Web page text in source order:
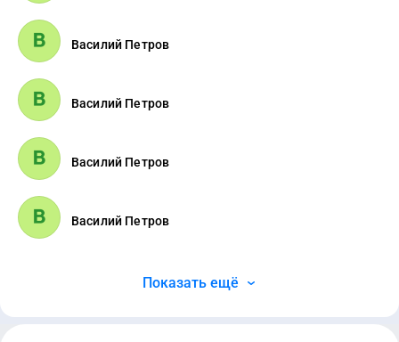
Василий Петров
Василий Петров
Василий Петров
Василий Петров
Показать ещё